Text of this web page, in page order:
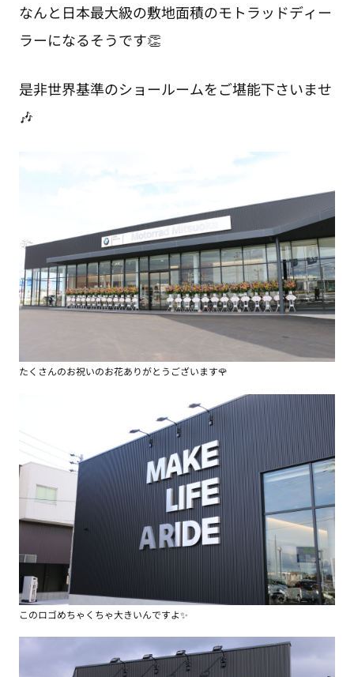
なんと日本最大級の敷地面積のモトラッドディー
ラーになるそうです👏
是非世界基準のショールームをご堪能下さいませ
🎶
たくさんのお祝いのお花ありがとうございます🌹
このロゴめちゃくちゃ大きいんですよ✨